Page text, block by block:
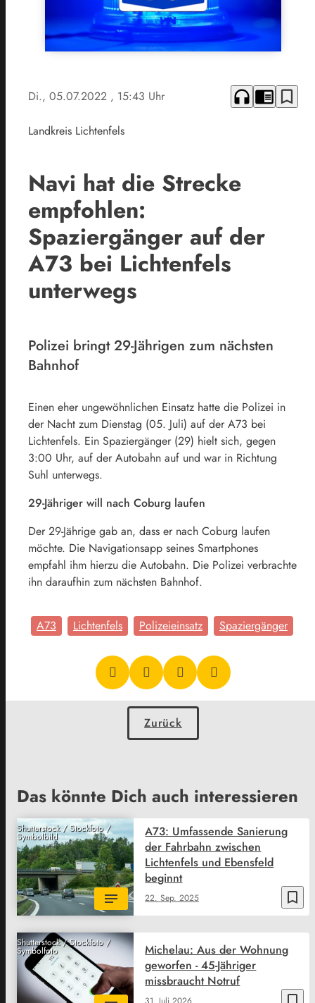
Di., 05.07.2022 , 15:43 Uhr headphones chrome_reader_mode bookmark_border
Landkreis Lichtenfels
Navi hat die Strecke
empfohlen:
Spaziergänger auf der
A73 bei Lichtenfels
unterwegs
Polizei bringt 29-Jährigen zum nächsten
Bahnhof
Einen eher ungewöhnlichen Einsatz hatte die Polizei in
der Nacht zum Dienstag (05. Juli) auf der A73 bei
Lichtenfels. Ein Spaziergänger (29) hielt sich, gegen
3:00 Uhr, auf der Autobahn auf und war in Richtung
Suhl unterwegs.
29-Jähriger will nach Coburg laufen
Der 29-Jährige gab an, dass er nach Coburg laufen
möchte. Die Navigationsapp seines Smartphones
empfahl ihm hierzu die Autobahn. Die Polizei verbrachte
ihn daraufhin zum nächsten Bahnhof.
A73 Lichtenfels Polizeieinsatz Spaziergänger
Zurück
Das könnte Dich auch interessieren
Shutterstock / Stockfoto /
Symbolbild
bookmark_border
22. Sep. 2025
A73: Umfassende Sanierung
der Fahrbahn zwischen
Lichtenfels und Ebensfeld
beginnt
Shutterstock / Stockfoto /
Symbolfoto
Michelau: Aus der Wohnung
geworfen - 45-Jähriger
missbraucht Notruf